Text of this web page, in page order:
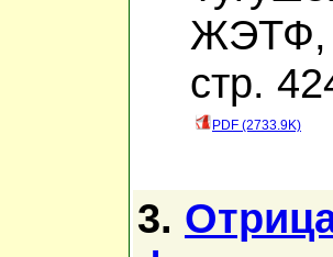
ЖЭТФ,
стр.
PDF (2733.9K)
3.